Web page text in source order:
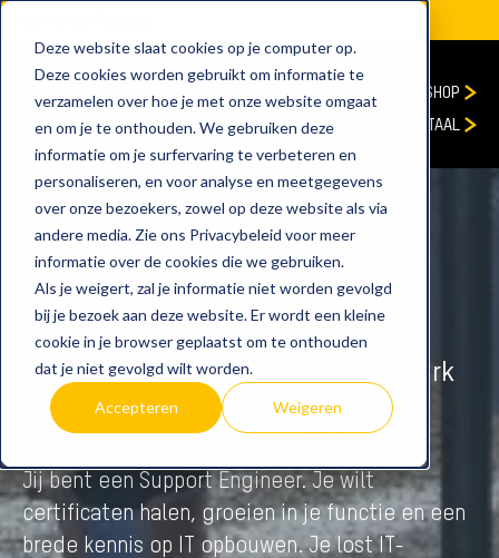
Deze website slaat cookies op je computer op.
Deze cookies worden gebruikt om informatie te
verzamelen over hoe je met onze website omgaat
en om je te onthouden. We gebruiken deze
informatie om je surfervaring te verbeteren en
personaliseren, en voor analyse en meetgegevens
over onze bezoekers, zowel op deze website als via
andere media. Zie ons Privacybeleid voor meer
informatie over de cookies die we gebruiken.
Als je weigert, zal je informatie niet worden gevolgd
bij je bezoek aan deze website. Er wordt een kleine
cookie in je browser geplaatst om te onthouden
dat je niet gevolgd wilt worden.
Accepteren Weigeren
WEBSHOP
KLANTENPORTAAL
Word Support Engineer bij Fivespark
Amstelveen & remote - €2.000 - €4.000 p.m.
Jij bent een Support Engineer. Je wilt
certificaten halen, groeien in je functie en een
brede kennis op IT opbouwen. Je lost IT-